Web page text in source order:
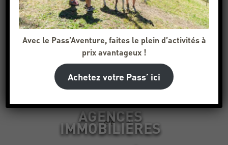
ete
ET CLUBS DE
VACANCES
ete
RÉSIDENCES
ete
HÔTELS
ete
AGENCES
IMMOBILIÈRES
Avec le Pass’Aventure, faites le plein d’activités à
prix avantageux !
Achetez votre Pass’ ici